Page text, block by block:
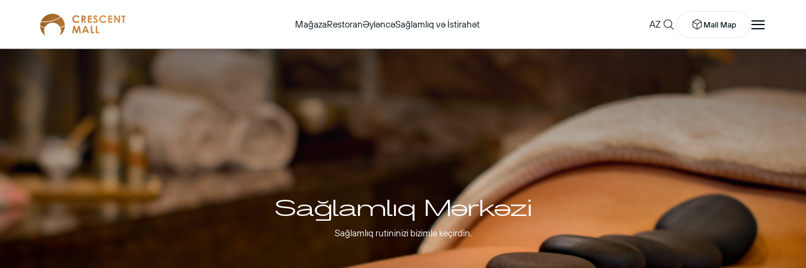
MağazaRestoranƏyləncəSağlamlıq və İstirahət AZ Mall Map
Sağlamlıq Mərkəzi
Sağlamlıq rutininizi bizimlə keçirdin.